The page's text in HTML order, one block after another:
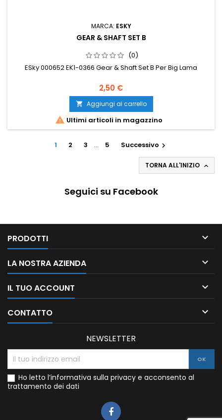
MARCA: ESKY
GEAR & SHAFT SET B
(0)
ESky 000652 EK1-0366 Gear & Shaft Set B Per Big Lama
2,50 €
 Aggiungi al carrello
 Ultimi articoli in magazzino
1 2 3 … 5 Successivo 
TORNA ALL'INIZIO 
Seguici su Facebook
PRODOTTI 
LA NOSTRA AZIENDA 
IL TUO ACCOUNT 
CONTATTO 
NEWSLETTER
Ho letto l’informativa sulla privacy e acconsento al
trattamento dei dati